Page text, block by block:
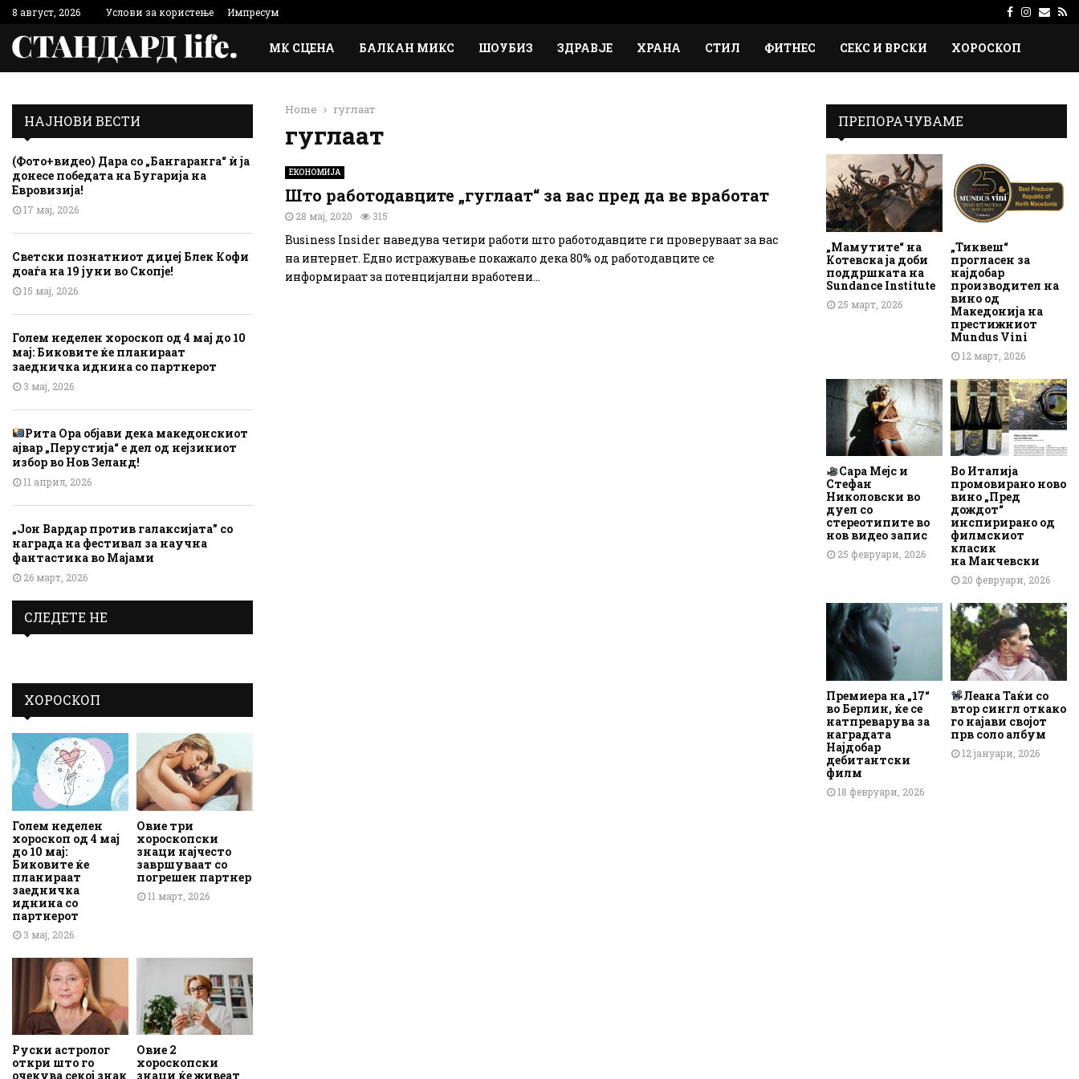
8 август, 2026 Услови за користење Импресум Facebook
МК СЦЕНА БАЛКАН МИКС ШОУБИЗ ЗДРАВЈЕ ХРАНА СТИЛ ФИТНЕС СЕКС И ВРСКИ ХОРОСКОП
Home гуглаат
гуглаат
ЕКОНОМИЈА
Што работодавците „гуглаат“ за вас пред да ве вработат
28 мај, 2020 315
Business Insider наведува четири работи што работодавците ги проверуваат за вас
на интернет. Едно истражување покажало дека 80% од работодавците се
информираат за потенцијални вработени...
НАЈНОВИ ВЕСТИ
(Фото+видео) Дара со „Бангаранга“ ѝ ја
донесе победата на Бугарија на
Евровизија!
17 мај, 2026
Светски познатниот диџеј Блек Кофи
доаѓа на 19 јуни во Скопје!
15 мај, 2026
Голем неделен хороскоп од 4 мај до 10
мај: Биковите ќе планираат
заедничка иднина со партнерот
3 мај, 2026
Рита Ора објави дека македонскиот
ајвар „Перустија“ е дел од нејзиниот
избор во Нов Зеланд!
11 април, 2026
„Јон Вардар против галаксијата” со
награда на фестивал за научна
фантастика во Мајами
26 март, 2026
СЛЕДЕТЕ НЕ
ХОРОСКОП
Голем неделен
хороскоп од 4 мај
до 10 мај:
Биковите ќе
планираат
заедничка
иднина со
партнерот
3 мај, 2026
Овие три
хороскопски
знаци најчесто
завршуваат со
погрешен партнер
11 март, 2026
Руски астролог
откри што го
очекува секој знак
Овие 2
хороскопски
знаци ќе живеат
ПРЕПОРАЧУВАМЕ
„Мамутите“ на
Котевска ја доби
поддршката на
Sundance Institute
25 март, 2026
„Тиквеш“
прогласен за
најдобар
производител на
вино од
Македонија на
престижниот
Mundus Vini
12 март, 2026
Сара Мејс и
Стефан
Николовски во
дуел со
стереотипите во
нов видео запис
25 февруари, 2026
Во Италија
промовирано ново
вино „Пред
дождот“
инспирирано од
филмскиот
класик
на Манчевски
20 февруари, 2026
Премиера на „17“
во Берлин, ќе се
натпреварува за
наградата
Најдобар
дебитантски
филм
18 февруари, 2026
Леана Таќи со
втор сингл откако
го најави својот
прв соло албум
12 јануари, 2026